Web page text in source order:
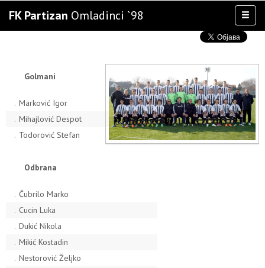
FK Partizan Omladinci `98
TAKMIČENJA
OSTALE SELEKCIJE
Golmani
. Marković Igor
. Mihajlović Despot
. Todorović Stefan
Odbrana
. Čubrilo Marko
. Cucin Luka
. Dukić Nikola
. Mikić Kostadin
. Nestorović Željko